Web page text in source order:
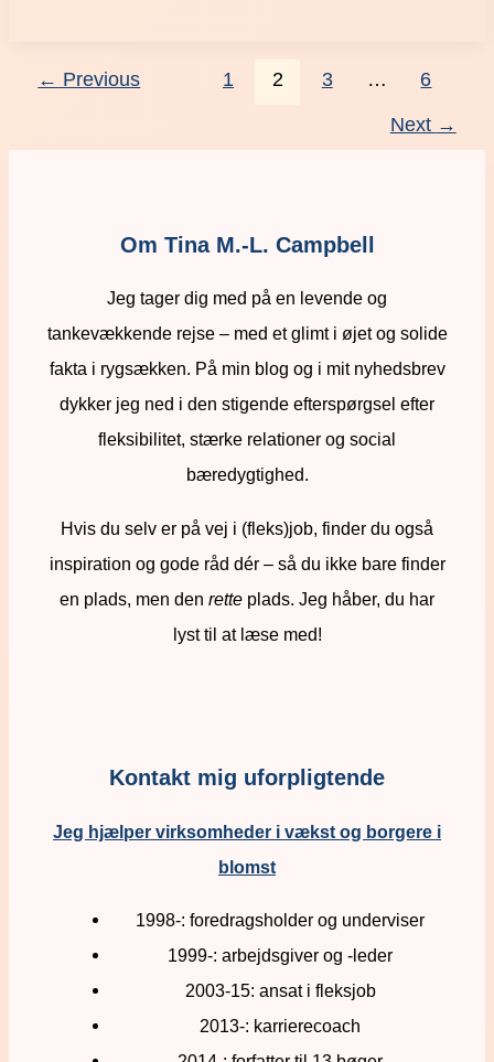
← Previous 1 2 3 … 6
Next →
Om Tina M.-L. Campbell
Jeg tager dig med på en levende og
tankevækkende rejse – med et glimt i øjet og solide
fakta i rygsækken. På min blog og i mit nyhedsbrev
dykker jeg ned i den stigende efterspørgsel efter
fleksibilitet, stærke relationer og social
bæredygtighed.
Hvis du selv er på vej i (fleks)job, finder du også
inspiration og gode råd dér – så du ikke bare finder
en plads, men den rette plads. Jeg håber, du har
lyst til at læse med!
Kontakt mig uforpligtende
Jeg hjælper virksomheder i vækst og borgere i
blomst
1998-: foredragsholder og underviser
1999-: arbejdsgiver og -leder
2003-15: ansat i fleksjob
2013-: karrierecoach